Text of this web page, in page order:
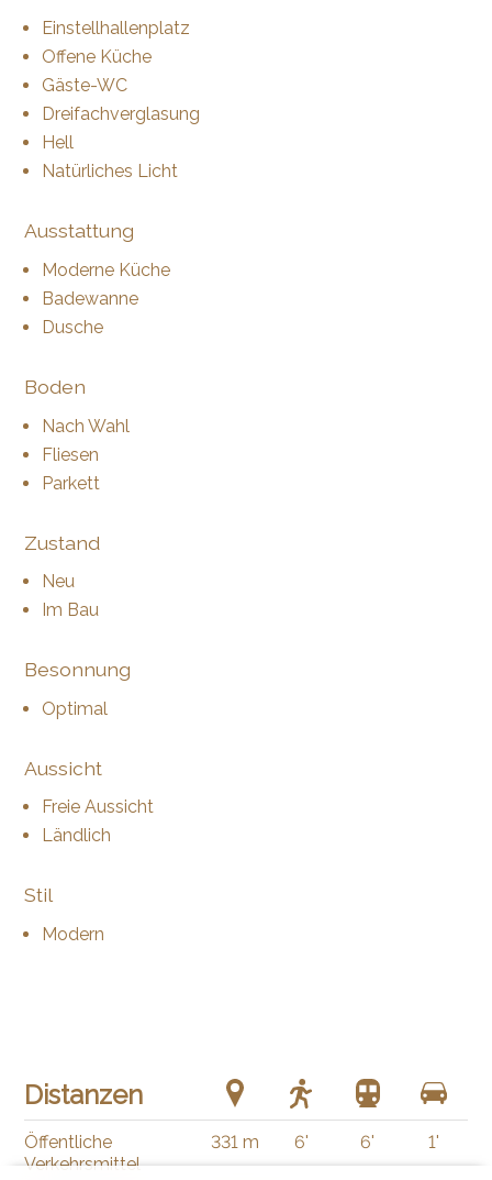
Einstellhallenplatz
Offene Küche
Gäste-WC
Dreifachverglasung
Hell
Natürliches Licht
Ausstattung
Moderne Küche
Badewanne
Dusche
Boden
Nach Wahl
Fliesen
Parkett
Zustand
Neu
Im Bau
Besonnung
Optimal
Aussicht
Freie Aussicht
Ländlich
Stil
Modern
Distanzen
Öffentliche
Verkehrsmittel
331 m 6' 6' 1'